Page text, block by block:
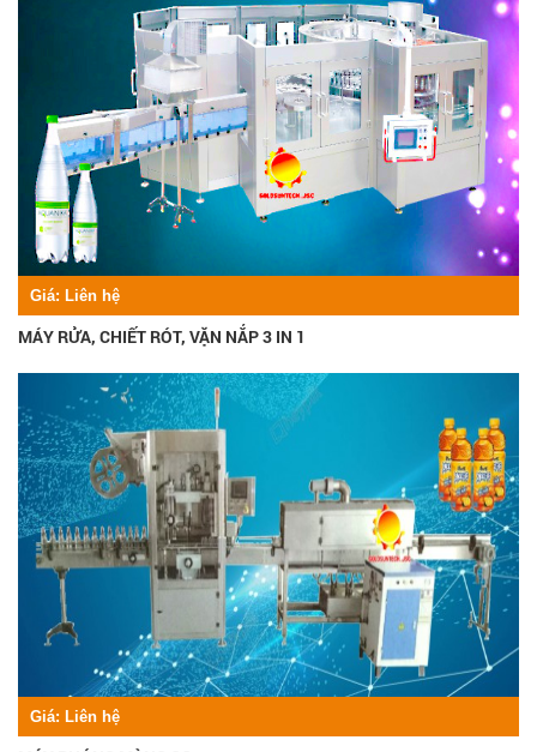
Giá: Liên hệ
MÁY RỬA, CHIẾT RÓT, VẶN NẮP 3 IN 1
Giá: Liên hệ